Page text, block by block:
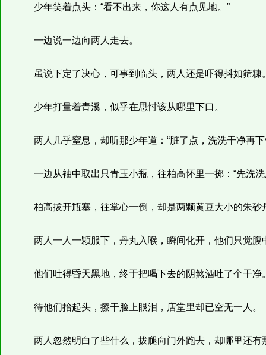
少年笑着点头：“看不出来，你这人有点见地。”
一边说一边向两人走去。
虽说下定了决心，可事到临头，两人还是吓得抖如筛糠
少年打量着青溪，似乎在思忖该从哪里下口。
两人几乎窒息，却听那少年道：“脏了点，洗洗干净再下
一边从袖中取出只青玉小瓶，往柏高怀里一掷：“先洗洗
柏高拔开瓶塞，往掌心一倒，却是两颗黄豆大小的朱砂
两人一人一颗服下，丹丸入喉，瞬间化开，他们只觉腹
他们吐得昏天黑地，终于把喝下去的阴煞酒吐了个干净
待他们抬起头，擦干脸上眼泪，店堂里却已空无一人。
两人忽然明白了些什么，拔腿向门外跑去，却哪里还有